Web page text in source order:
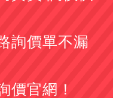
詢價單不漏
價官網！